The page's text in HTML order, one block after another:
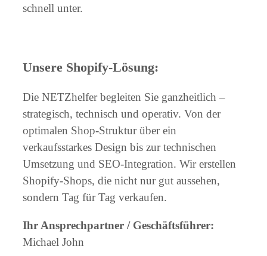
schnell unter.
Unsere Shopify-Lösung:
Die NETZhelfer begleiten Sie ganzheitlich –
strategisch, technisch und operativ. Von der
optimalen Shop-Struktur über ein
verkaufsstarkes Design bis zur technischen
Umsetzung und SEO-Integration. Wir erstellen
Shopify-Shops, die nicht nur gut aussehen,
sondern Tag für Tag verkaufen.
Ihr Ansprechpartner / Geschäftsführer:
Michael John